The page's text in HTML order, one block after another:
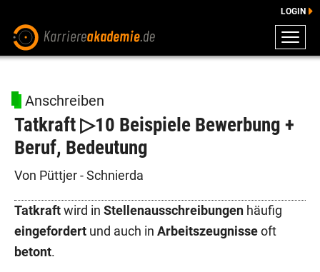
ENGLISCHE DOWNLOADS
E-LEARNING
FAQ
BERATUNG
LOGIN
Anschreiben
Tatkraft ▷10 Beispiele Bewerbung +
Beruf, Bedeutung
Von Püttjer - Schnierda
Tatkraft wird in Stellenausschreibungen häufig
eingefordert und auch in Arbeitszeugnisse oft
betont.